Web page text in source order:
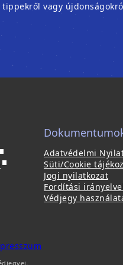
vagy
(
k
b
Adatvédelmi
Süti/Cookie
Jogi nyilatkozat
Fordítási
Védjegy